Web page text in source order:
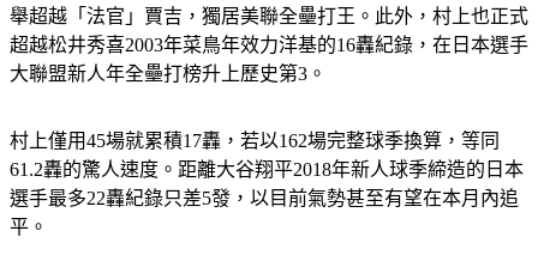
舉超越「法官」賈吉，獨居美聯全壘打王。此外，村上也正式
超越松井秀喜2003年菜鳥年效力洋基的16轟紀錄，在日本選手
大聯盟新人年全壘打榜升上歷史第3。
村上僅用45場就累積17轟，若以162場完整球季換算，等同
61.2轟的驚人速度。距離大谷翔平2018年新人球季締造的日本
選手最多22轟紀錄只差5發，以目前氣勢甚至有望在本月內追
平。